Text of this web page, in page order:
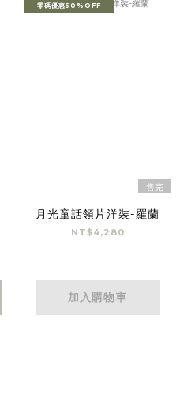
零碼優惠50%OFF
售完
月光童話領片洋裝-羅蘭
NT$4,280
加入購物車